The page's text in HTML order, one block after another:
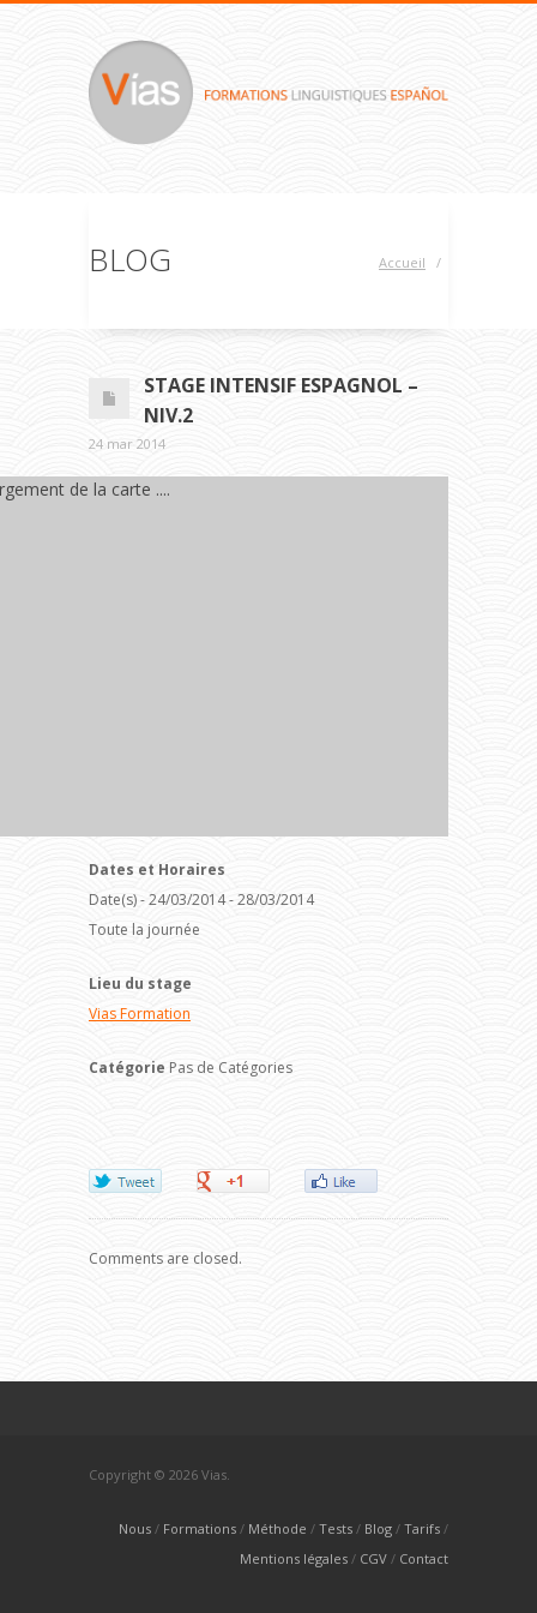
BLOG Accueil /
STAGE INTENSIF ESPAGNOL –
NIV.2
24 mar 2014
de la carte ....
Dates et Horaires
Date(s) - 24/03/2014 - 28/03/2014
Toute la journée
Lieu du stage
Vias Formation
Catégorie Pas de Catégories
Comments are closed.
Copyright © 2026 Vias.
Nous Formations Méthode Tests Blog
Tarifs
Mentions légales
CGV Contact